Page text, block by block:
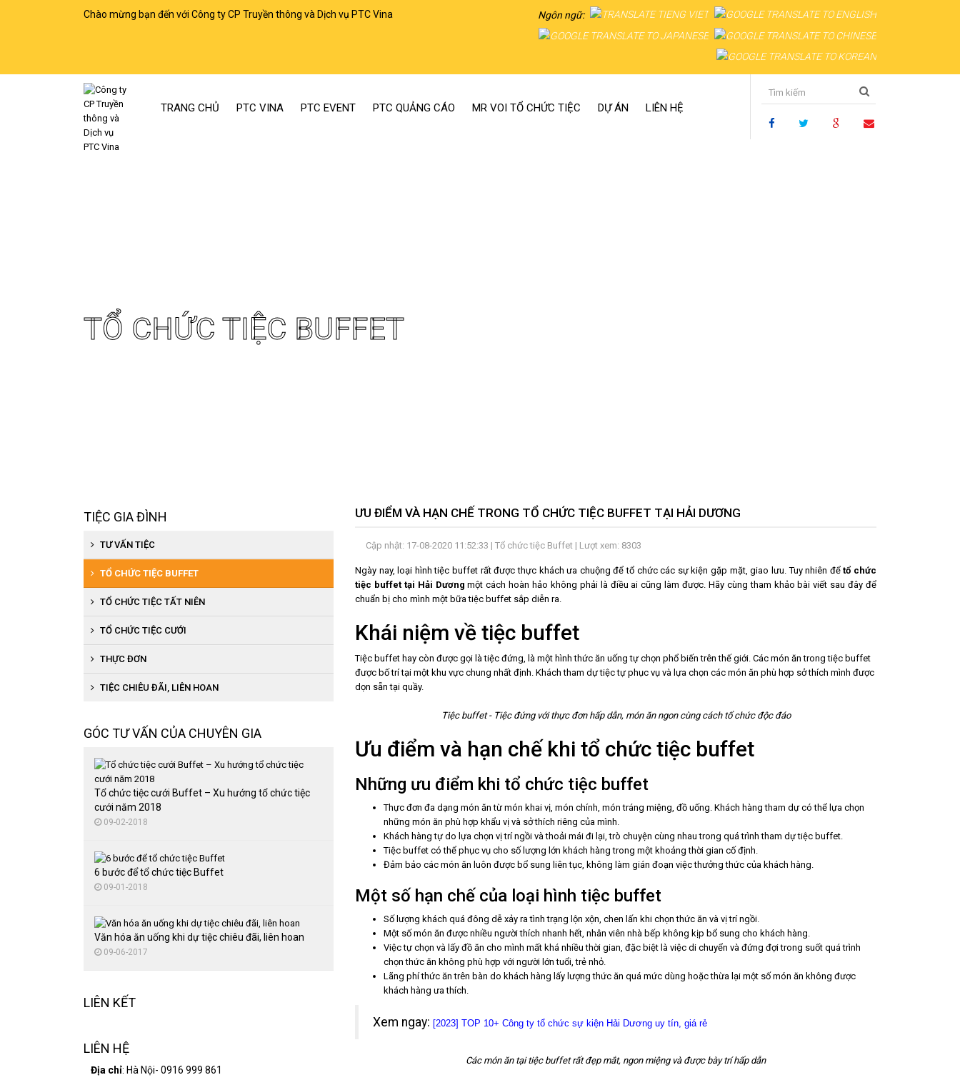
Chào mừng bạn đến với Công ty CP Truyền thông và Dịch vụ PTC Vina Ngôn ngữ:
TRANG CHỦ PTC VINA PTC EVENT PTC QUẢNG CÁO MR VOI TỔ CHỨC TIỆC DỰ ÁN LIÊN HỆ
TỔ CHỨC TIỆC BUFFET
​ƯU ĐIỂM VÀ HẠN CHẾ TRONG TỔ CHỨC TIỆC BUFFET TẠI HẢI DƯƠNG
Cập nhật: 17-08-2020 11:52:33 | Tổ chức tiệc Buffet | Lượt xem: 8303
Ngày nay, loại hình tiệc buffet rất được thực khách ưa chuộng để tổ chức các sự kiện gặp mặt, giao lưu. Tuy nhiên đểtổ chức
tiệc buffet tại Hải Dươngmột cách hoàn hảo không phải là điều ai cũng làm được. Hãy cùng tham khảo bài viết sau đây để
chuẩn bị cho mình một bữa tiệc buffet sắp diễn ra.
Khái niệm về tiệc buffet
Tiệc buffet hay còn được gọi là tiệc đứng, là một hình thức ăn uống tự chọn phổ biến trên thế giới. Các món ăn trong tiệc buffet
được bố trí tại một khu vực chung nhất định. Khách tham dự tiệc tự phục vụ và lựa chọn các món ăn phù hợp sở thích mình được
dọn sẵn tại quầy.
Tiệc buffet - Tiệc đứng với thực đơn hấp dẫn, món ăn ngon cùng cách tổ chức độc đáo
Ưu điểm và hạn chế khi tổ chức tiệc buffet
Những ưu điểm khi tổ chức tiệc buffet
Thực đơn đa dạng món ăn từ món khai vị, món chính, món tráng miệng, đồ uống. Khách hàng tham dự có thể lựa chọn
những món ăn phù hợp khẩu vị và sở thích riêng của mình.
Khách hàng tự do lựa chọn vị trí ngồi và thoải mái đi lại, trò chuyện cùng nhau trong quá trình tham dự tiệc buffet.
Tiệc buffet có thể phục vụ cho số lượng lớn khách hàng trong một khoảng thời gian cố định.
Đảm bảo các món ăn luôn được bổ sung liên tục, không làm gián đoạn việc thưởng thức của khách hàng.
Một số hạn chế của loại hình tiệc buffet
Số lượng khách quá đông dễ xảy ra tình trạng lộn xộn, chen lấn khi chọn thức ăn và vị trí ngồi.
Một số món ăn được nhiều người thích nhanh hết, nhân viên nhà bếp không kịp bổ sung cho khách hàng.
Việc tự chọn và lấy đồ ăn cho mình mất khá nhiều thời gian, đặc biệt là việc di chuyển và đứng đợi trong suốt quá trình
chọn thức ăn không phù hợp với người lớn tuổi, trẻ nhỏ.
Lãng phí thức ăn trên bàn do khách hàng lấy lượng thức ăn quá mức dùng hoặc thừa lại một số món ăn không được
khách hàng ưa thích.
Xem ngay: [2023] TOP 10+ Công ty tổ chức sự kiện Hải Dương uy tín, giá rẻ
Các món ăn tại tiệc buffet rất đẹp mắt, ngon miệng và được bày trí hấp dẫn
TIỆC GIA ĐÌNH
TƯ VẤN TIỆC
TỔ CHỨC TIỆC BUFFET
TỔ CHỨC TIỆC TẤT NIÊN
TỔ CHỨC TIỆC CƯỚI
THỰC ĐƠN
TIỆC CHIÊU ĐÃI, LIÊN HOAN
GÓC TƯ VẤN CỦA CHUYÊN GIA
Tổ chức tiệc cưới Buffet – Xu hướng tổ chức tiệc
cưới năm 2018
09-02-2018
6 bước để tổ chức tiệc Buffet
09-01-2018
Văn hóa ăn uống khi dự tiệc chiêu đãi, liên hoan
09-06-2017
LIÊN KẾT
LIÊN HỆ
Địa chỉ: Hà Nội- 0916 999 861